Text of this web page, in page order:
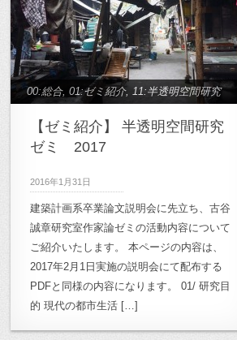
00:総合,01:ゼミ紹介, 11:半透明空間研究
【ゼミ紹介】 半透明空間研究
ゼミ 2017
2016年1月31日
建築計画系卒業論文説明会に先立ち、古谷
誠章研究室作家論ゼミの活動内容について
ご紹介いたします。 本ページの内容は、
2017年2月1日実施の説明会にて配布する
PDFと同様の内容になります。 01/ 研究目
的 現代の都市生活 […]